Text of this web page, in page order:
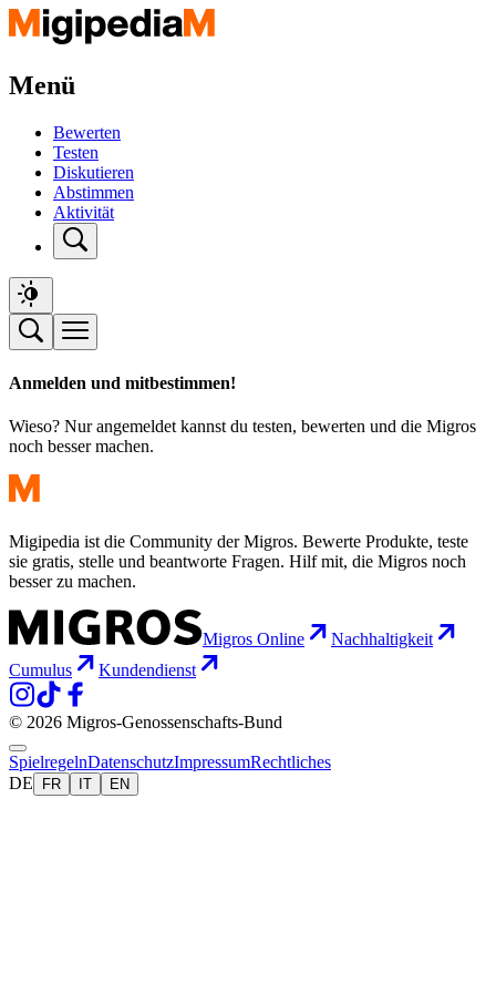
Menü
Bewerten
Testen
Diskutieren
Abstimmen
Aktivität
Anmelden und mitbestimmen!
Wieso? Nur angemeldet kannst du testen, bewerten und die Migros
noch besser machen.
Migipedia ist die Community der Migros. Bewerte Produkte, teste
sie gratis, stelle und beantworte Fragen. Hilf mit, die Migros noch
besser zu machen.
Migros Online
Nachhaltigkeit
Cumulus
Kundendienst
© 2026 Migros-Genossenschafts-Bund
SpielregelnDatenschutzImpressumRechtliches
DE
FR IT EN